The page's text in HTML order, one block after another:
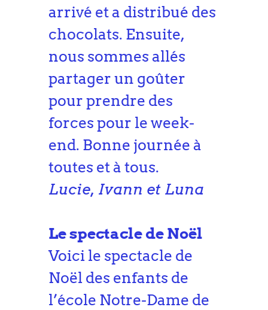
arrivé et a distribué des
chocolats. Ensuite,
nous sommes allés
partager un goûter
pour prendre des
forces pour le week-
end. Bonne journée à
toutes et à tous.
Lucie, Ivann et Luna
Le spectacle de Noël
Voici le spectacle de
Noël des enfants de
l’école Notre-Dame de